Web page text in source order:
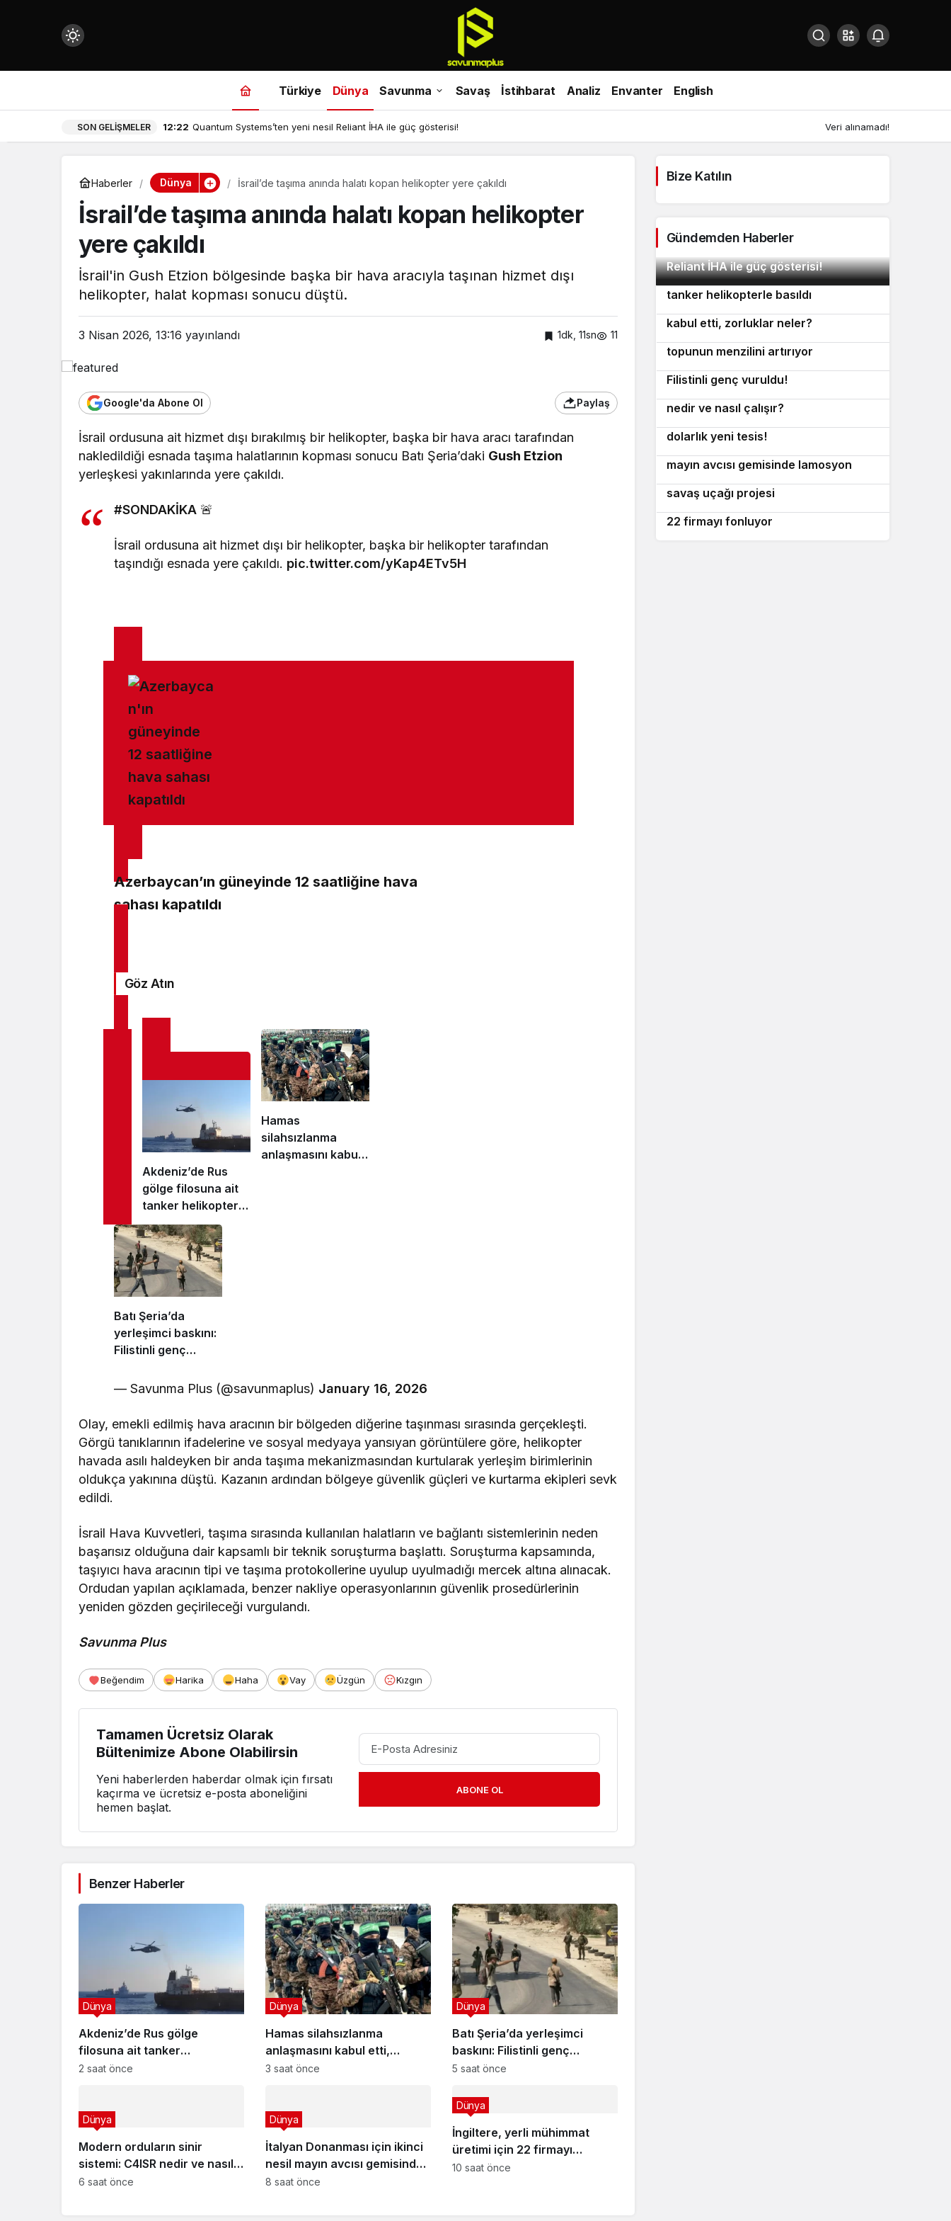
Mod
Türkiye Dünya Savunma Savaş İstihbarat Analiz Envanter English
SON GELIŞMELER 12:22 Quantum Systems’ten yeni nesil Reliant İHA ile güç gösterisi! Veri alınamadı!
Haberler Dünya İsrail’de taşıma anında halatı kopan helikopter yere çakıldı
İsrail’de taşıma anında halatı kopan helikopter
yere çakıldı
İsrail'in Gush Etzion bölgesinde başka bir hava aracıyla taşınan hizmet dışı
helikopter, halat kopması sonucu düştü.
3 Nisan 2026, 13:16 yayınlandı 1dk, 11sn 11
Google'da Abone Ol Paylaş
İsrail ordusuna ait hizmet dışı bırakılmış bir helikopter, başka bir hava aracı tarafından
nakledildiği esnada taşıma halatlarının kopması sonucu Batı Şeria’daki Gush Etzion
yerleşkesi yakınlarında yere çakıldı.
#SONDAKİKA 🚨
İsrail ordusuna ait hizmet dışı bir helikopter, başka bir helikopter tarafından
taşındığı esnada yere çakıldı. pic.twitter.com/yKap4ETv5H
Azerbaycan’ın güneyinde 12 saatliğine hava
sahası kapatıldı
Göz Atın
Akdeniz’de Rus
gölge filosuna ait
tanker helikopterle
basıldı
Hamas
silahsızlanma
anlaşmasını kabul
Batı Şeria’da
yerleşimci baskını:
Filistinli genç
— Savunma Plus (@savunmaplus) January 16, 2026
Olay, emekli edilmiş hava aracının bir bölgeden diğerine taşınması sırasında gerçekleşti.
Görgü tanıklarının ifadelerine ve sosyal medyaya yansıyan görüntülere göre, helikopter
havada asılı haldeyken bir anda taşıma mekanizmasından kurtularak yerleşim birimlerinin
oldukça yakınına düştü. Kazanın ardından bölgeye güvenlik güçleri ve kurtarma ekipleri sevk
edildi.
İsrail Hava Kuvvetleri, taşıma sırasında kullanılan halatların ve bağlantı sistemlerinin neden
başarısız olduğuna dair kapsamlı bir teknik soruşturma başlattı. Soruşturma kapsamında,
taşıyıcı hava aracının tipi ve taşıma protokollerine uyulup uyulmadığı mercek altına alınacak.
Ordudan yapılan açıklamada, benzer nakliye operasyonlarının güvenlik prosedürlerinin
yeniden gözden geçirileceği vurgulandı.
Savunma Plus
Beğendim Harika Haha Vay Üzgün Kızgın
Tamamen Ücretsiz Olarak
Bültenimize Abone Olabilirsin
Yeni haberlerden haberdar olmak için fırsatı
kaçırma ve ücretsiz e-posta aboneliğini
hemen başlat.
ABONE OL
Benzer Haberler
Akdeniz’de Rus gölge
filosuna ait tanker
helikopterle basıldı
Dünya
2 saat önce
Hamas silahsızlanma
anlaşmasını kabul etti,
zorluklar neler?
Dünya
3 saat önce
Batı Şeria’da yerleşimci
baskını: Filistinli genç
vuruldu!
Dünya
5 saat önce
Modern orduların sinir
sistemi: C4ISR nedir ve nasıl
çalışır?
Dünya
6 saat önce
İtalyan Donanması için ikinci
nesil mayın avcısı gemisinde
lamosyon aşaması!
Dünya
8 saat önce
İngiltere, yerli mühimmat
üretimi için 22 firmayı
fonluyor
Dünya
10 saat önce
Bize Katılın
Gündemden Haberler
Reliant İHA ile güç gösterisi!
Akdeniz’de Rus gölge filosuna ait
tanker helikopterle basıldı
3
kabul etti, zorluklar neler?
topunun menzilini artırıyor
Filistinli genç vuruldu!
nedir ve nasıl çalışır?
B-21 Raider birlikleri için 39,9 milyon
dolarlık yeni tesis!
mayın avcısı gemisinde lamosyon
aşaması!
savaş uçağı projesi
İngiltere, yerli mühimmat üretimi için
22 firmayı fonluyor